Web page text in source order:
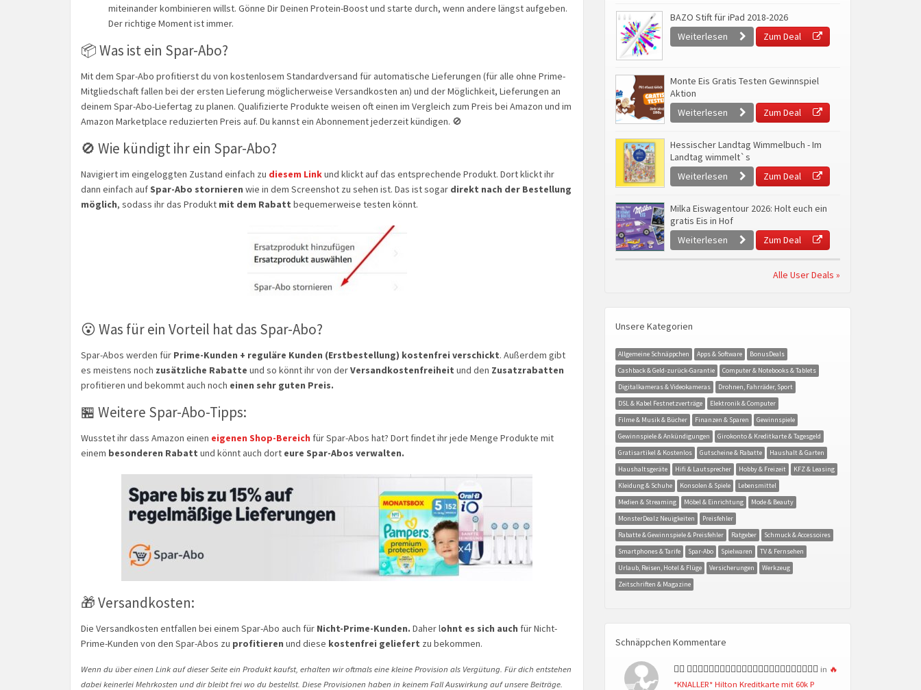
miteinander kombinieren willst. Gönne Dir Deinen Protein-Boost und starte durch, wenn andere längst aufgeben.
Der richtige Moment ist immer.
📦 Was ist ein Spar-Abo?
Mit dem Spar-Abo profitierst du von kostenlosem Standardversand für automatische Lieferungen (für alle ohne Prime-
Mitgliedschaft fallen bei der ersten Lieferung möglicherweise Versandkosten an) und der Möglichkeit, Lieferungen an
deinem Spar-Abo-Liefertag zu planen. Qualifizierte Produkte weisen oft einen im Vergleich zum Preis bei Amazon und im
Amazon Marketplace reduzierten Preis auf. Du kannst ein Abonnement jederzeit kündigen. 🚫
🚫 Wie kündigt ihr ein Spar-Abo?
Navigiert im eingeloggten Zustand einfach zu diesem Linkund klickt auf das entsprechende Produkt. Dort klickt ihr
dann einfach auf Spar-Abo stornieren wie in dem Screenshot zu sehen ist. Das ist sogar direkt nach der Bestellung
möglich, sodass ihr das Produkt mit dem Rabatt bequemerweise testen könnt.
😮 Was für ein Vorteil hat das Spar-Abo?
Spar-Abos werden für Prime-Kunden + reguläre Kunden (Erstbestellung) kostenfrei verschickt. Außerdem gibt
es meistens noch zusätzliche Rabatte und so könnt ihr von derVersandkostenfreiheit und den Zusatzrabatten
profitieren und bekommt auch noch einen sehr guten Preis.
🏪 Weitere Spar-Abo-Tipps:
Wusstet ihr dass Amazon einen eigenen Shop-Bereich für Spar-Abos hat? Dort findet ihr jede Menge Produkte mit
einem besonderen Rabatt und könnt auch dort eure Spar-Abos verwalten.
🎁 Versandkosten:
Die Versandkosten entfallen bei einem Spar-Abo auch für Nicht-Prime-Kunden. Daher lohnt es sich auch für Nicht-
Prime-Kunden von den Spar-Abos zu profitieren und diese kostenfrei geliefert zu bekommen.
Wenn du über einen Link auf dieser Seite ein Produkt kaufst, erhalten wir oftmals eine kleine Provision als Vergütung. Für dich entstehen
dabei keinerlei Mehrkosten und dir bleibt frei wo du bestellst. Diese Provisionen haben in keinem Fall Auswirkung auf unsere Beiträge.
BAZO Stift für iPad 2018-2026
Weiterlesen
Zum Deal
Monte Eis Gratis Testen Gewinnspiel
Aktion
Weiterlesen
Zum Deal
Hessischer Landtag Wimmelbuch - Im
Landtag wimmelt`s
Weiterlesen
Zum Deal
Milka Eiswagentour 2026: Holt euch ein
gratis Eis in Hof
Weiterlesen
Zum Deal
Alle User Deals »
Unsere Kategorien
Allgemeine Schnäppchen Apps & Software
BonusDeals
Cashback & Geld-zurück-Garantie
Computer & Notebooks & Tablets
Digitalkameras & Videokameras
Drohnen, Fahrräder, Sport
DSL & Kabel Festnetzverträge
Elektronik & Computer
Filme & Musik & Bücher
Finanzen & Sparen
Gewinnspiele
Gewinnspiele & Ankündigungen
Girokonto & Kreditkarte & Tagesgeld
Gratisartikel & Kostenlos
Gutscheine & Rabatte
Haushalt & Garten
Haushaltsgeräte
Hifi & Lautsprecher Hobby & Freizeit
KFZ & Leasing
Kleidung & Schuhe
Konsolen & Spiele
Lebensmittel
Medien & Streaming
Möbel & Einrichtung
Mode & Beauty
MonsterDealz Neuigkeiten
Preisfehler
Rabatte & Gewinnspiele & Preisfehler
Ratgeber
Schmuck & Accessoires
Smartphones & Tarife
Spar-Abo Spielwaren
TV & Fernsehen
Urlaub, Reisen, Hotel & Flüge
Versicherungen
Werkzeug
Zeitschriften & Magazine
Schnäppchen Kommentare
👍🏻 👍🏻👍🏻👍🏻👍🏻👍🏻👍🏻👍🏻👍🏻👍🏻👍🏻👍🏻👍🏻 in 🔥
*KNALLER* Hilton Kreditkarte mit 60k P